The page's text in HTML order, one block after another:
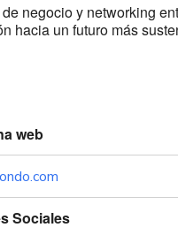
negocio y networking
hacia un futuro más
web
Sociales